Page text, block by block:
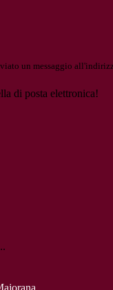
un messaggio
di posta elettronica!